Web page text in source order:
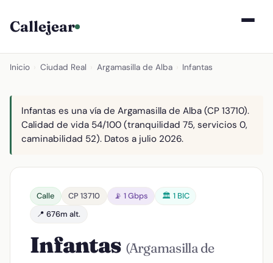
Callejear
Inicio Ciudad Real Argamasilla de Alba Infantas
Infantas es una vía de Argamasilla de Alba (CP 13710).
Calidad de vida 54/100 (tranquilidad 75, servicios 0,
caminabilidad 52). Datos a julio 2026.
Calle CP 13710 📡 1 Gbps
🏛️ 1 BIC
📍 676m alt.
Infantas (Argamasilla de